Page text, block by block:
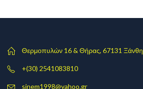
Θερμοπυλών 16 & Θήρας, 67131 Ξάνθη
+(30) 2541083810
sinem1998@yahoo.gr